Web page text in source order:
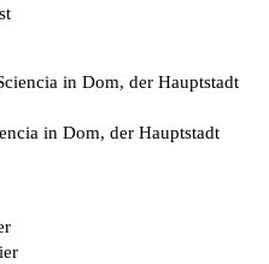
in Dom, der Hauptstadt